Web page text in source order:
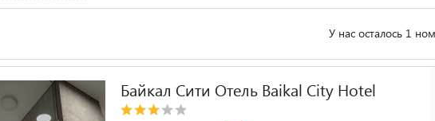
У нас осталось 1
Байкал Сити Отель Baikal City Hotel